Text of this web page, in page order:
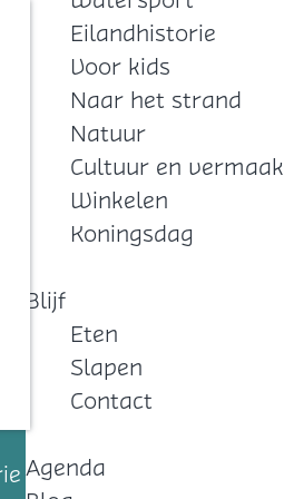
Eilandhistorie
Voor kids
Naar het strand
Natuur
Cultuur en vermaak
Winkelen
Koningsdag
Blijf
Eten
Slapen
Contact
Agenda
van de haven en de